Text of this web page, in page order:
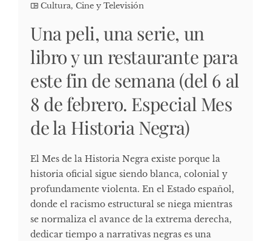
Cultura, Cine y Televisión
Una peli, una serie, un
libro y un restaurante para
este fin de semana (del 6 al
8 de febrero. Especial Mes
de la Historia Negra)
El Mes de la Historia Negra existe porque la
historia oficial sigue siendo blanca, colonial y
profundamente violenta. En el Estado español,
donde el racismo estructural se niega mientras
se normaliza el avance de la extrema derecha,
dedicar tiempo a narrativas negras es una